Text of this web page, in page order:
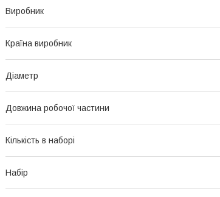
Виробник
Країна виробник
Діаметр
Довжина робочої частини
Кількість в наборі
Набір